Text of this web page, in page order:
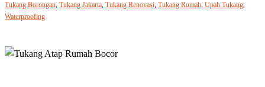
Tukang Borongan, Tukang Jakarta, Tukang Renovasi, Tukang Rumah, Upah Tukang,
Waterproofing